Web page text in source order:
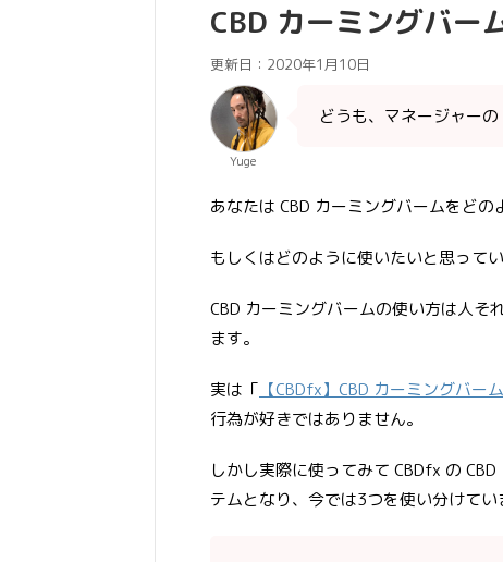
CBD カーミングバー
更新日： 2020年1月10日
Yuge
どうも、マネージャー
あなたは CBD カーミングバームをどの
もしくはどのように使いたいと思って
CBD カーミングバームの使い方は人そ
ます。
実は「 【CBDfx】CBD カーミングバー
行為が好きではありません。
しかし実際に使ってみて CBDfx の
テムとなり、今では3つを使い分けてい